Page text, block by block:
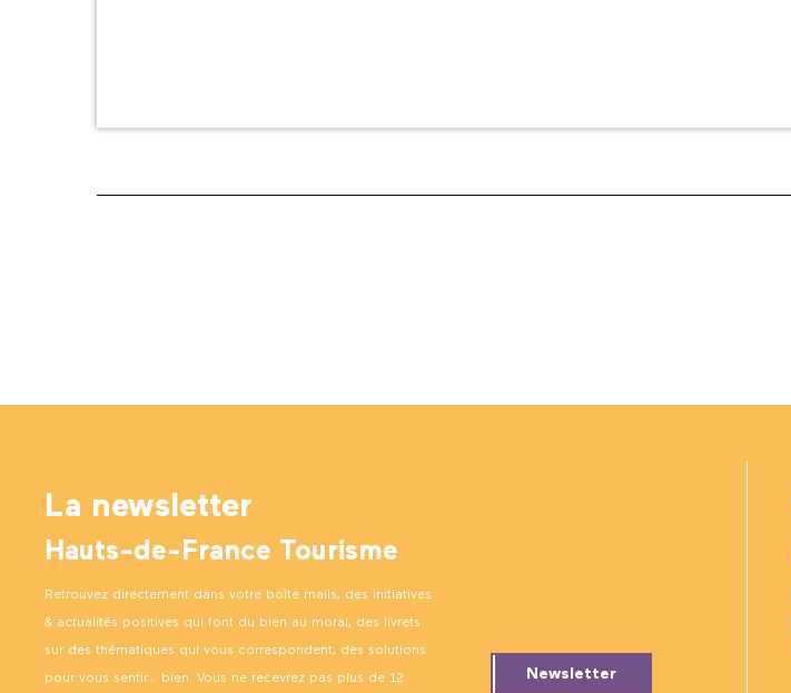
La newsletter
Hauts-de-France Tourisme
Retrouvez directement dans votre boîte mails, des initiatives
& actualités positives qui font du bien au moral, des livrets
sur des thématiques qui vous correspondent, des solutions
pour vous sentir… bien. Vous ne recevrez pas plus de 12 Newsletter